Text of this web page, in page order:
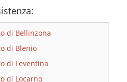
di Bellinzona
di Blenio
di Leventina
di Locarno